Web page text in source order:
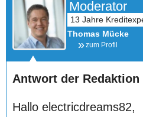
Moderator
Thomas Mücke
zum Profil
Antwort der Redaktion
Hallo electricdreams82,